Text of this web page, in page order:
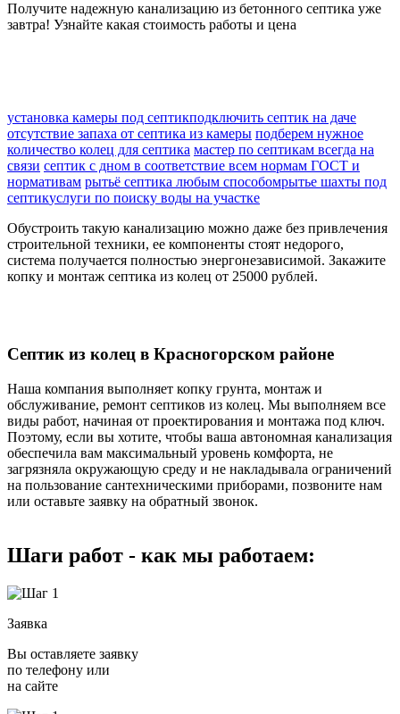
Получите надежную канализацию из бетонного септика уже
завтра! Узнайте какая стоимость работы и цена
установка камеры под септикподключить септик на даче
отсутствие запаха от септика из камеры подберем нужное
количество колец для септика мастер по септикам всегда на
связи септик с дном в соответствие всем нормам ГОСТ и
нормативам рытьё септика любым способомрытье шахты под
септикуслуги по поиску воды на участке
Обустроить такую канализацию можно даже без привлечения
строительной техники, ее компоненты стоят недорого,
система получается полностью энергонезависимой. Закажите
копку и монтаж септика из колец от 25000 рублей.
Септик из колец в Красногорском районе
Наша компания выполняет копку грунта, монтаж и
обслуживание, ремонт септиков из колец. Мы выполняем все
виды работ, начиная от проектирования и монтажа под ключ.
Поэтому, если вы хотите, чтобы ваша автономная канализация
обеспечила вам максимальный уровень комфорта, не
загрязняла окружающую среду и не накладывала ограничений
на пользование сантехническими приборами, позвоните нам
или оставьте заявку на обратный звонок.
Шаги работ - как мы работаем:
Заявка
Вы оставляете заявку
по телефону или
на сайте